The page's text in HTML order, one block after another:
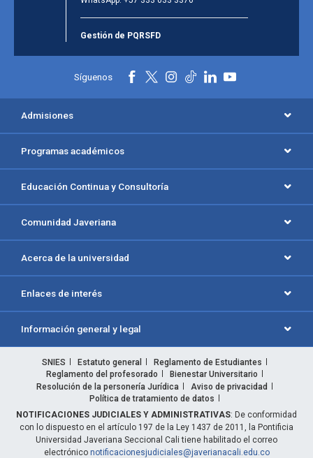
Gestión de PQRSFD
Síguenos
Admisiones
Programas académicos
Educación Continua y Consultoría
Comunidad Javeriana
Acerca de la universidad
Enlaces de interés
Información general y legal
SNIES Estatuto general
Reglamento de Estudiantes
Reglamento del profesorado
Bienestar Universitario
Resolución de la personería Jurídica
Aviso de privacidad
Política de tratamiento de datos
NOTIFICACIONES JUDICIALES Y ADMINISTRATIVAS: De conformidad
con lo dispuesto en el artículo 197 de la Ley 1437 de 2011, la Pontificia
Universidad Javeriana Seccional Cali tiene habilitado el correo
electrónico notificacionesjudiciales@javerianacali.edu.co